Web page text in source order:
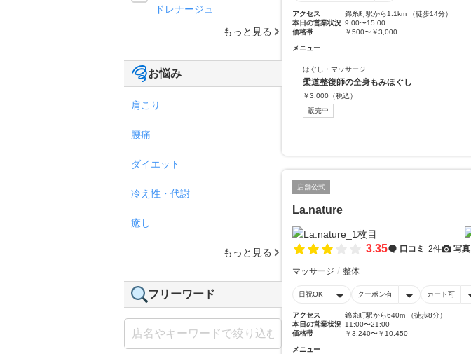
アクセス
錦糸町駅から1.1km （徒歩14分）
本日の営業状況 9:00〜15:00
価格帯
￥500〜￥3,000
メニュー
ほぐし・マッサージ
柔道整復師の全身もみほぐし
￥3,000 （税込）
販売中
店舗公式
La.nature
3.35 口コミ 2件 写真
マッサージ 整体
日祝OK クーポン有 カード可
アクセス
錦糸町駅から640m （徒歩8分）
本日の営業状況 11:00〜21:00
価格帯
￥3,240〜￥10,450
メニュー
ドレナージュ
もっと見る
お悩み
肩こり
腰痛
ダイエット
冷え性・代謝
癒し
もっと見る
フリーワード